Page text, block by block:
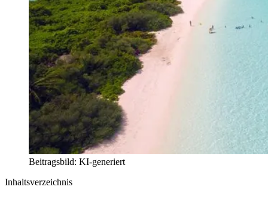
Beitragsbild: KI-generiert
Inhaltsverzeichnis